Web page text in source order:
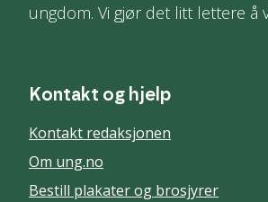
ungdom. Vi gjør det litt lettere å
Kontakt og hjelp
Kontakt redaksjonen
Om ung.no
Bestill plakater og brosjyrer